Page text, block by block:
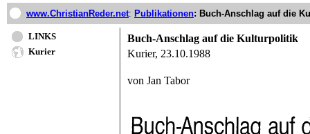
www.ChristianReder.net: Publikationen: Buch-Anschlag auf die
LINKS
Kurier
Buch-Anschlag auf die Kulturpolitik
Kurier, 23.10.1988
von Jan Tabor